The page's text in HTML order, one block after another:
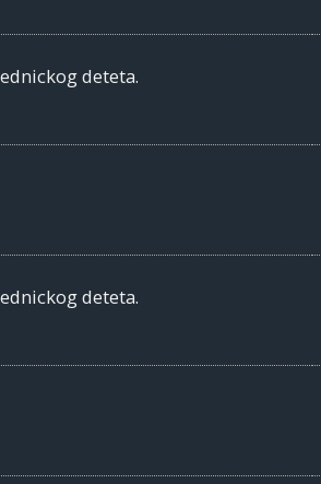
deteta.
deteta.